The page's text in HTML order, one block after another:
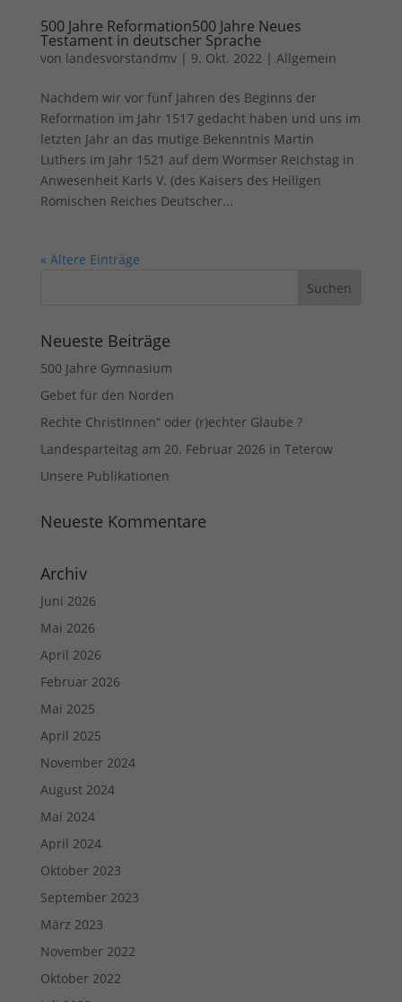
500 Jahre Reformation500 Jahre Neues
Testament in deutscher Sprache
von landesvorstandmv| 9. Okt. 2022 | Allgemein
Nachdem wir vor fünf Jahren des Beginns der
Reformation im Jahr 1517 gedacht haben und uns im
letzten Jahr an das mutige Bekenntnis Martin
Luthers im Jahr 1521 auf dem Wormser Reichstag in
Anwesenheit Karls V. (des Kaisers des Heiligen
Römischen Reiches Deutscher...
« Ältere Einträge
Neueste Beiträge
500 Jahre Gymnasium
Gebet für den Norden
Rechte ChristInnen“ oder (r)echter Glaube ?
Landesparteitag am 20. Februar 2026 in Teterow
Unsere Publikationen
Neueste Kommentare
Archiv
Juni 2026
Mai 2026
April 2026
Februar 2026
Mai 2025
April 2025
November 2024
August 2024
Mai 2024
April 2024
Oktober 2023
September 2023
März 2023
November 2022
Oktober 2022